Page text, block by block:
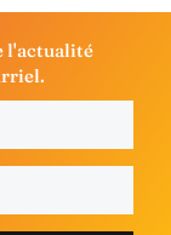
l'actualité